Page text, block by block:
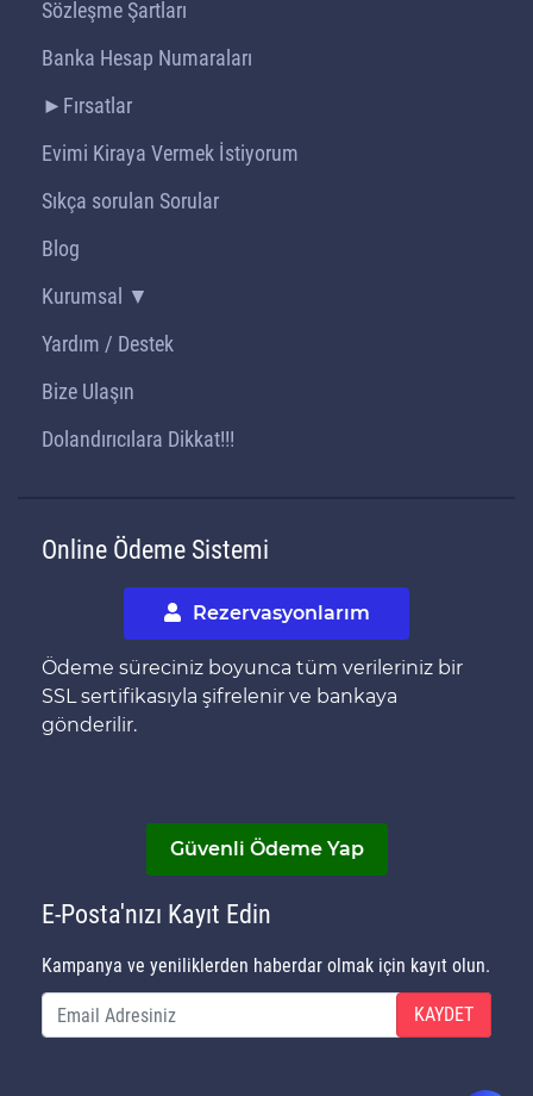
Sözleşme Şartları
Banka Hesap Numaraları
►Fırsatlar
Evimi Kiraya Vermek İstiyorum
Sıkça sorulan Sorular
Blog
Kurumsal ▼
Yardım / Destek
Bize Ulaşın
Dolandırıcılara Dikkat!!!
Online Ödeme Sistemi
Rezervasyonlarım
Ödeme süreciniz boyunca tüm verileriniz bir
SSL sertifikasıyla şifrelenir ve bankaya
gönderilir.
Güvenli Ödeme Yap
E-Posta'nızı Kayıt Edin
Kampanya ve yeniliklerden haberdar olmak için kayıt olun.
KAYDET